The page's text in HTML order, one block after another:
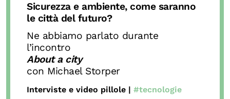
Sicurezza e ambiente, come saranno
le città del futuro?
Ne abbiamo parlato durante
l’incontro
About a city
con Michael Storper
Interviste e video pillole | #tecnologie